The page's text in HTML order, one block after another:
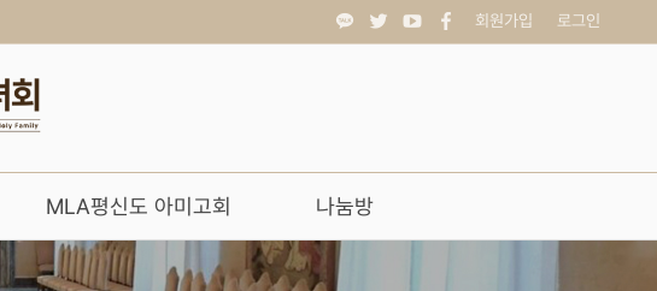
회원가입 로그인
MLA평신도 아미고회 나눔방